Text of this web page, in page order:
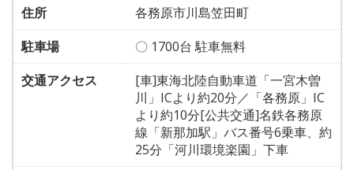
住所
各務原市川島笠田町
駐車場
〇 1700台 駐車無料
交通アクセス
[車]東海北陸自動車道「一宮木曽
川」ICより約20分／「各務原」IC
より約10分[公共交通]名鉄各務原
線「新那加駅」バス番号6乗車、約
25分「河川環境楽園」下車